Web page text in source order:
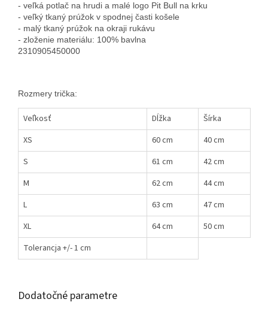
- veľká potlač na hrudi a malé logo Pit Bull na krku
- veľký tkaný prúžok v spodnej časti košele
- malý tkaný prúžok na okraji rukávu
- zloženie materiálu: 100% bavlna
2310905450000
Rozmery trička:
Veľkosť Dĺžka
Šírka
XS
60 cm
40 cm
S
61 cm
42 cm
M
62 cm
44 cm
L
63 cm
47 cm
XL
64 cm
50 cm
Tolerancja +/- 1 cm
Dodatočné parametre